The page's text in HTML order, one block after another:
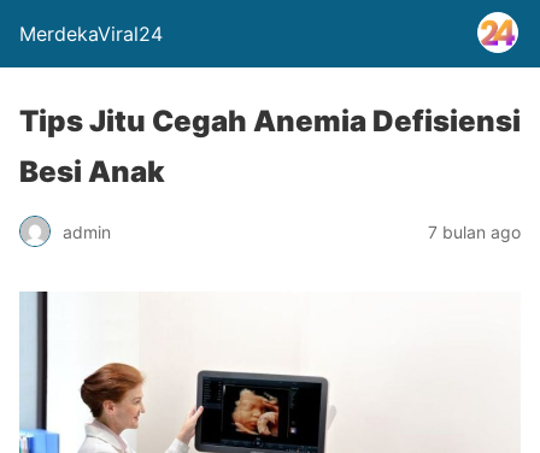
MerdekaViral24
Tips Jitu Cegah Anemia Defisiensi
Besi Anak
admin 7 bulan ago